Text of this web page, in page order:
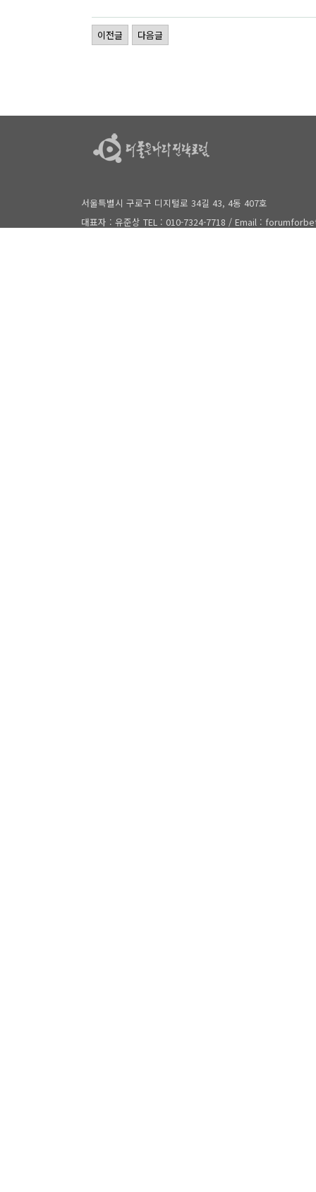
이전글 다음글
서울특별시 구로구 디지털로 34길 43, 4동 407호
대표자 : 유준상 TEL : 010-7324-7718 / Email :